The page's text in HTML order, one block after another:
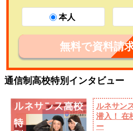
本人
無料で資料請
通信制高校特別インタビュー
ルネサン
潜入！ 在
ー